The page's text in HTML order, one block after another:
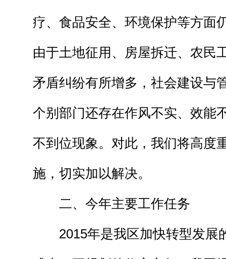
疗、食品安全、环境保护等方面
由于土地征用、房屋拆迁、农民
矛盾纠纷有所增多，社会建设与
个别部门还存在作风不实、效能
不到位现象。对此，我们将高度
施，切实加以解决。
二、今年主要工作任务
2015年是我区加快转型发展